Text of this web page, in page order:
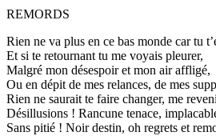
REMORDS
Rien ne va plus en ce bas monde car tu
Et si te retournant tu me voyais pleurer,
Malgré mon désespoir et mon air affligé,
Ou en dépit de mes relances, de mes
Rien ne saurait te faire changer, me
Désillusions ! Rancune tenace,
Sans pitié ! Noir destin, oh regrets et